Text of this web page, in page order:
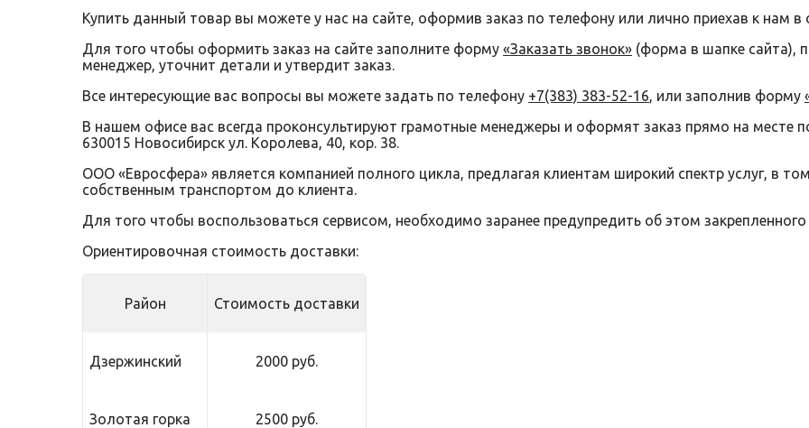
Купить данный товар вы можете у нас на сайте, оформив заказ по телефону или лично приехав к нам в
Для того чтобы оформить заказ на сайте заполните форму «Заказать звонок» (форма в шапке сайта),
менеджер, уточнит детали и утвердит заказ.
Все интересующие вас вопросы вы можете задать по телефону +7(383) 383-52-16, или заполнив форму
В нашем офисе вас всегда проконсультируют грамотные менеджеры и оформят заказ прямо на месте
630015 Новосибирск ул. Королева, 40, кор. 38.
ООО «Евросфера» является компанией полного цикла, предлагая клиентам широкий спектр услуг, в
собственным транспортом до клиента.
Для того чтобы воспользоваться сервисом, необходимо заранее предупредить об этом
Ориентировочная стоимость доставки:
Район Стоимость доставки
Дзержинский 2000 руб.
Золотая горка 2500 руб.